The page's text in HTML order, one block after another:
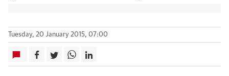
Tuesday, 20 January 2015, 07:00